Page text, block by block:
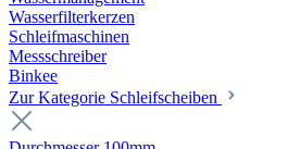
Wasserfilterkerzen
Schleifmaschinen
Messschreiber
Binkee
Zur Kategorie Schleifscheiben